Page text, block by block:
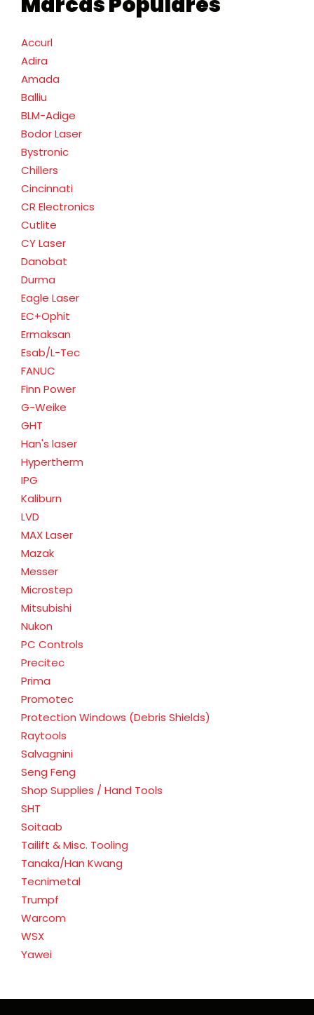
Accurl
Adira
Amada
Balliu
BLM-Adige
Bodor Laser
Bystronic
Chillers
Cincinnati
CR Electronics
Cutlite
CY Laser
Danobat
Durma
Eagle Laser
EC+Ophit
Ermaksan
Esab/L-Tec
FANUC
Finn Power
G-Weike
GHT
Han's laser
Hypertherm
IPG
Kaliburn
LVD
MAX Laser
Mazak
Messer
Microstep
Mitsubishi
Nukon
PC Controls
Precitec
Prima
Promotec
Protection Windows (Debris Shields)
Raytools
Salvagnini
Seng Feng
Shop Supplies / Hand Tools
SHT
Soitaab
Tailift & Misc. Tooling
Tanaka/Han Kwang
Tecnimetal
Trumpf
Warcom
WSX
Yawei